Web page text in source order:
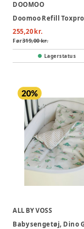
DOOMOO
255,20 kr.
Før319,00 kr.
Lagerstatus
ALL BY VOSS